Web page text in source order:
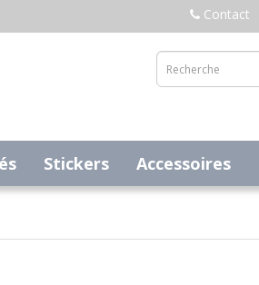
Contact
Stickers Accessoires